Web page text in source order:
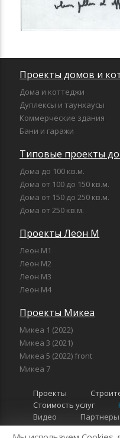
Проекты домов и
Дома и коттеджи
Дуплексы и таунхаусы
Коммерческие здания
Бани и гаражи
Типовые проекты
Дома до 100 кв.м.
Дома от 100 до 150 кв.м.
Дома от 150 до 250 кв.м.
Дома от 250 кв.м.
Проекты Леон М
Леон М1
Леон М2
Леон М3
Леон М4
Проекты Микеа
Микеа 1 (2022)
Микеа 3 (2021)
Микеа 5 (2022) front
Микеа 7
Проекты
Стоимость услуг
Видео
Партнеры